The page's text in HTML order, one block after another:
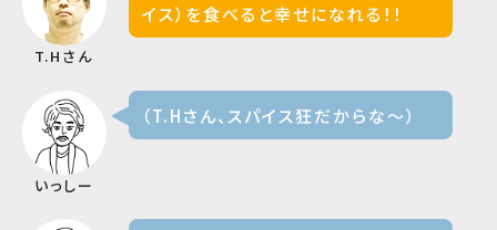
T.Hさん
イス）を食べると幸せになれる！！
いっしー
（T.Hさん、スパイス狂だからな〜）